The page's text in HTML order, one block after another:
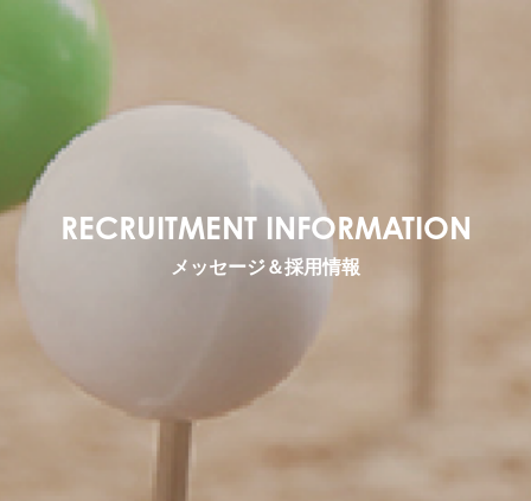
RECRUITMENT INFORMATION
メッセージ＆採用情報